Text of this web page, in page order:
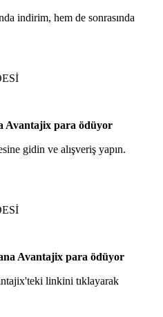
indirim, hem de sonrasında
Avantajix para ödüyor
gidin ve alışveriş yapın.
Avantajix para ödüyor
linkini tıklayarak